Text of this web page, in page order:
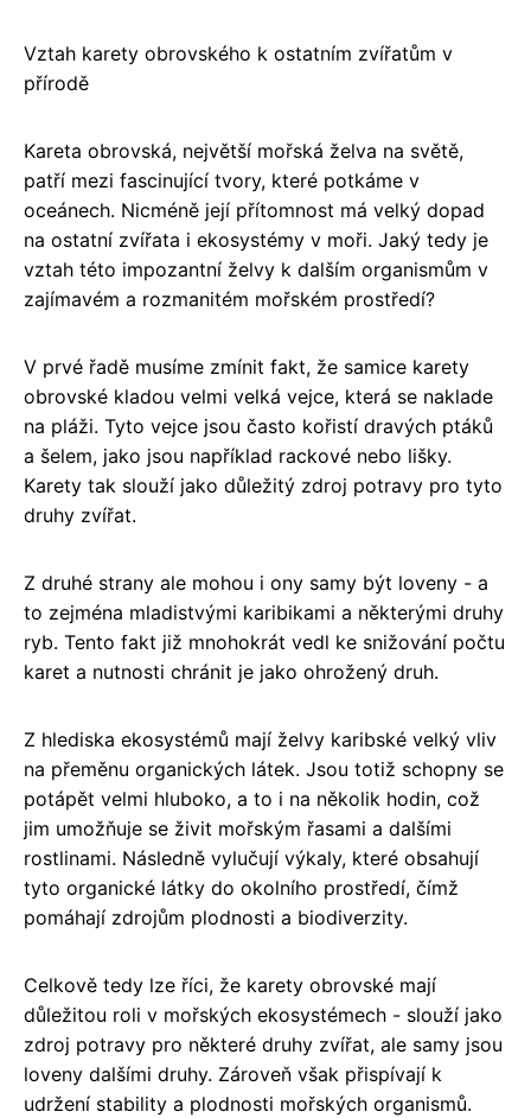
Vztah karety obrovského k ostatním zvířatům v
přírodě
Kareta obrovská, největší mořská želva na světě,
patří mezi fascinující tvory, které potkáme v
oceánech. Nicméně její přítomnost má velký dopad
na ostatní zvířata i ekosystémy v moři. Jaký tedy je
vztah této impozantní želvy k dalším organismům v
zajímavém a rozmanitém mořském prostředí?
V prvé řadě musíme zmínit fakt, že samice karety
obrovské kladou velmi velká vejce, která se naklade
na pláži. Tyto vejce jsou často kořistí dravých ptáků
a šelem, jako jsou například rackové nebo lišky.
Karety tak slouží jako důležitý zdroj potravy pro tyto
druhy zvířat.
Z druhé strany ale mohou i ony samy být loveny - a
to zejména mladistvými karibikami a některými druhy
ryb. Tento fakt již mnohokrát vedl ke snižování počtu
karet a nutnosti chránit je jako ohrožený druh.
Z hlediska ekosystémů mají želvy karibské velký vliv
na přeměnu organických látek. Jsou totiž schopny se
potápět velmi hluboko, a to i na několik hodin, což
jim umožňuje se živit mořským řasami a dalšími
rostlinami. Následně vylučují výkaly, které obsahují
tyto organické látky do okolního prostředí, čímž
pomáhají zdrojům plodnosti a biodiverzity.
Celkově tedy lze říci, že karety obrovské mají
důležitou roli v mořských ekosystémech - slouží jako
zdroj potravy pro některé druhy zvířat, ale samy jsou
loveny dalšími druhy. Zároveň však přispívají k
udržení stability a plodnosti mořských organismů.